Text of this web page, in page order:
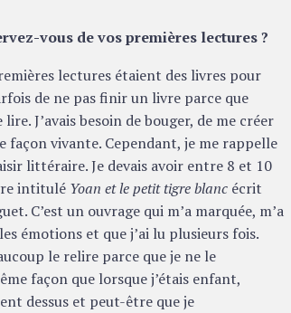
vous de vos premières lectures ?
lectures étaient des livres pour
de ne pas finir un livre parce que
J’avais besoin de bouger, de me créer
façon vivante. Cependant, je me rappelle
littéraire. Je devais avoir entre 8 et 10
intitulé Yoan et le petit tigre blancécrit
C’est un ouvrage qui m’a marquée, m’a
émotions et que j’ai lu plusieurs fois.
le relire parce que je ne le
façon que lorsque j’étais enfant,
dessus et peut-être que je